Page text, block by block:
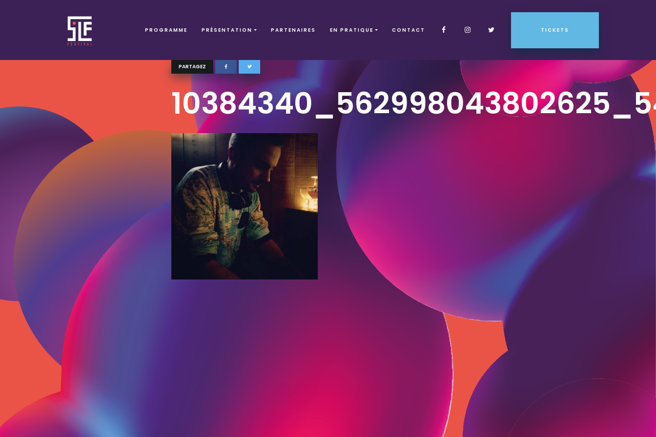
PROGRAMME PRÉSENTATION PARTENAIRES EN PRATIQUE CONTACT TICKETS
PARTAGEZ